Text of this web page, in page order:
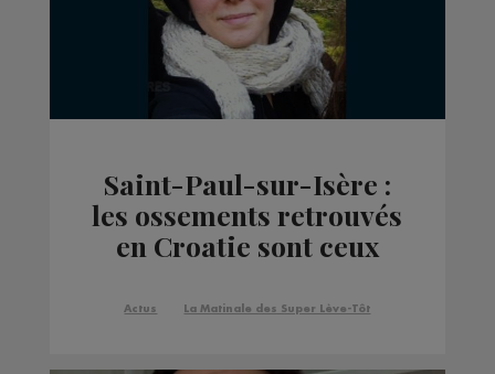
Saint-Paul-sur-Isère :
les ossements retrouvés
en Croatie sont ceux
Actus La Matinale des Super Lève-Tôt